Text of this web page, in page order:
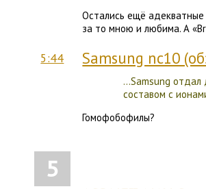
Остались ещё
за то мною и любима. А
5:44 Samsung nc10
…Samsung отдал
составом с
Гомофобофилы?
5